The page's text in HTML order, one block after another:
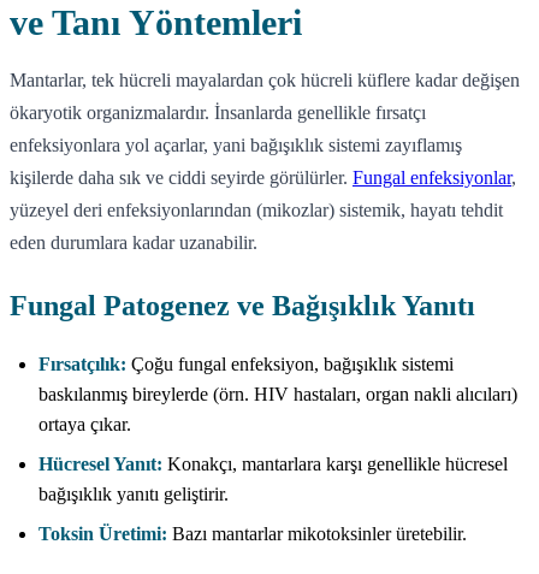
ve Tanı Yöntemleri
Mantarlar, tek hücreli mayalardan çok hücreli küflere kadar değişen
ökaryotik organizmalardır. İnsanlarda genellikle fırsatçı
enfeksiyonlara yol açarlar, yani bağışıklık sistemi zayıflamış
kişilerde daha sık ve ciddi seyirde görülürler. Fungal enfeksiyonlar,
yüzeyel deri enfeksiyonlarından (mikozlar) sistemik, hayatı tehdit
eden durumlara kadar uzanabilir.
Fungal Patogenez ve Bağışıklık Yanıtı
Fırsatçılık: Çoğu fungal enfeksiyon, bağışıklık sistemi
baskılanmış bireylerde (örn. HIV hastaları, organ nakli alıcıları)
ortaya çıkar.
Hücresel Yanıt: Konakçı, mantarlara karşı genellikle hücresel
bağışıklık yanıtı geliştirir.
Toksin Üretimi: Bazı mantarlar mikotoksinler üretebilir.